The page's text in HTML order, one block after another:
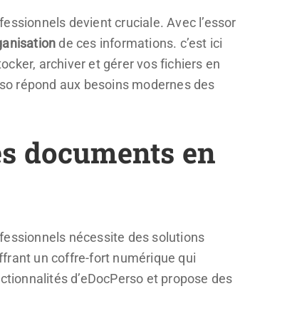
devient cruciale. Avec l’essor
de ces informations. c’est ici
archiver et gérer vos fichiers en
répond aux besoins modernes des
documents en
nécessite des solutions
un coffre-fort numérique qui
d’eDocPerso et propose des